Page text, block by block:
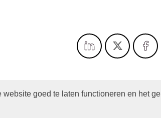
goed te laten functioneren en het